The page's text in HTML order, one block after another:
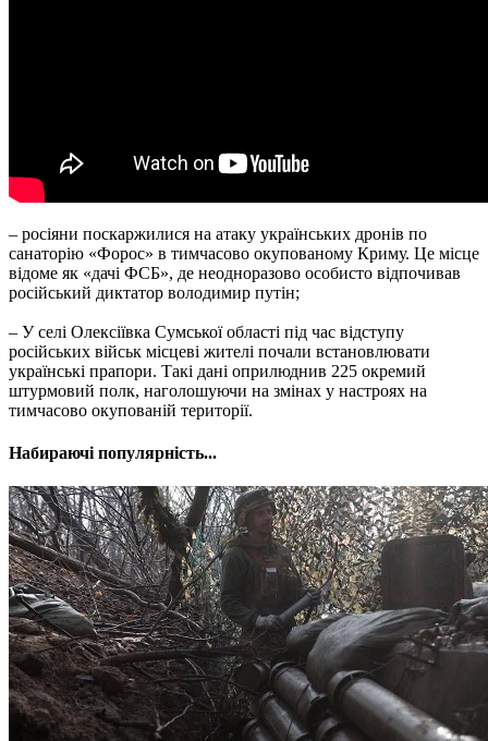
– росіяни поскаржилися на атаку українських дронів по
санаторію «Форос» в тимчасово окупованому Криму. Це місце
відоме як «дачі ФСБ», де неодноразово особисто відпочивав
російський диктатор володимир путін;
– У селі Олексіївка Сумської області під час відступу
російських військ місцеві жителі почали встановлювати
українські прапори. Такі дані оприлюднив 225 окремий
штурмовий полк, наголошуючи на змінах у настроях на
тимчасово окупованій території.
Набираючі популярність...